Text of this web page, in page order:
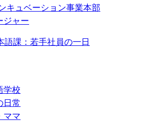
キュベーション事業本部
ジャー
語課：若手社員の一日
学校
日常
ママ